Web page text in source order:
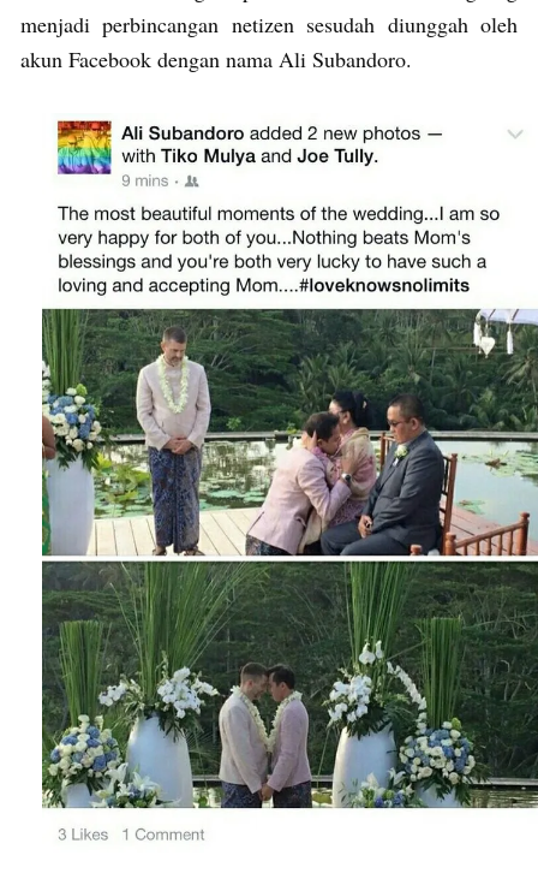
menjadi perbincangan netizen sesudah diunggah oleh
akun Facebook dengan nama Ali Subandoro.